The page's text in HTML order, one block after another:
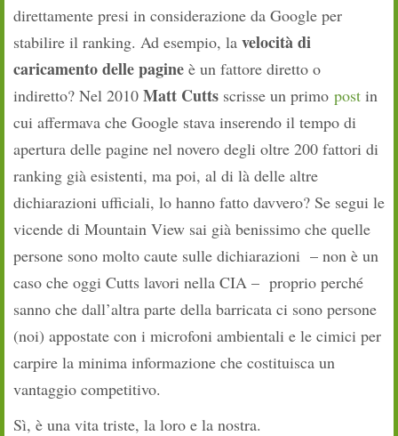
direttamente presi in considerazione da Google per
stabilire il ranking. Ad esempio, la velocità di
caricamento delle pagine è un fattore diretto o
indiretto? Nel 2010 Matt Cutts scrisse un primo post in
cui affermava che Google stava inserendo il tempo di
apertura delle pagine nel novero degli oltre 200 fattori di
ranking già esistenti, ma poi, al di là delle altre
dichiarazioni ufficiali, lo hanno fatto davvero? Se segui le
vicende di Mountain View sai già benissimo che quelle
persone sono molto caute sulle dichiarazioni – non è un
caso che oggi Cutts lavori nella CIA – proprio perché
sanno che dall’altra parte della barricata ci sono persone
(noi) appostate con i microfoni ambientali e le cimici per
carpire la minima informazione che costituisca un
vantaggio competitivo.
Sì, è una vita triste, la loro e la nostra.